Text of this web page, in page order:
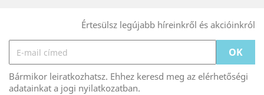
Értesülsz legújabb híreinkről és akcióinkról
Bármikor leiratkozhatsz. Ehhez keresd meg az elérhetőségi
adatainkat a jogi nyilatkozatban.